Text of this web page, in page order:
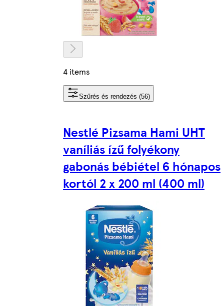
4 items
Szűrés és rendezés (56)
Nestlé Pizsama Hami UHT
vaníliás ízű folyékony
gabonás bébiétel 6 hónapos
kortól 2 x 200 ml (400 ml)